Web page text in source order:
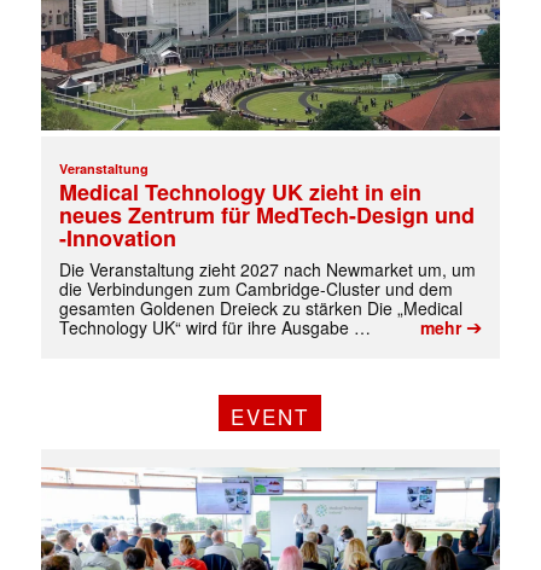
✕
Veranstaltung
Medical Technology UK zieht in ein
neues Zentrum für MedTech-Design und
-Innovation
Die Veranstaltung zieht 2027 nach Newmarket um, um
die Verbindungen zum Cambridge-Cluster und dem
gesamten Goldenen Dreieck zu stärken Die „Medical
Technology UK“ wird für ihre Ausgabe …
mehr➔
EVENT